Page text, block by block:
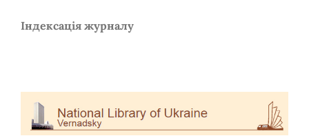
Індексація журналу